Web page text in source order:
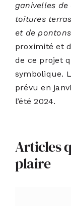
ganivelles
toitures
et de
proximité et
de ce projet
symbolique.
prévu en
l’été 2024.
Articles
plaire